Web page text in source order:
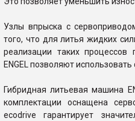
Узлы впрыска с
того, что для литья жидких
реализации таких процессов
ENGEL позволяют
Гибридная литьевая машина
комплектации оснащена
ecodrive гарантирует